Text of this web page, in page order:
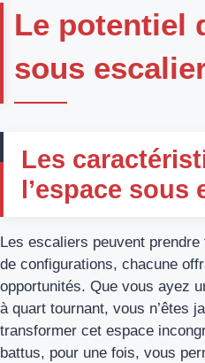
Le potentiel
sous
Les
l’espace sous
Les escaliers peuvent
de configurations, chacune
opportunités. Que vous ayez
à quart tournant, vous n’êtes
transformer cet espace
battus, pour une fois, vous